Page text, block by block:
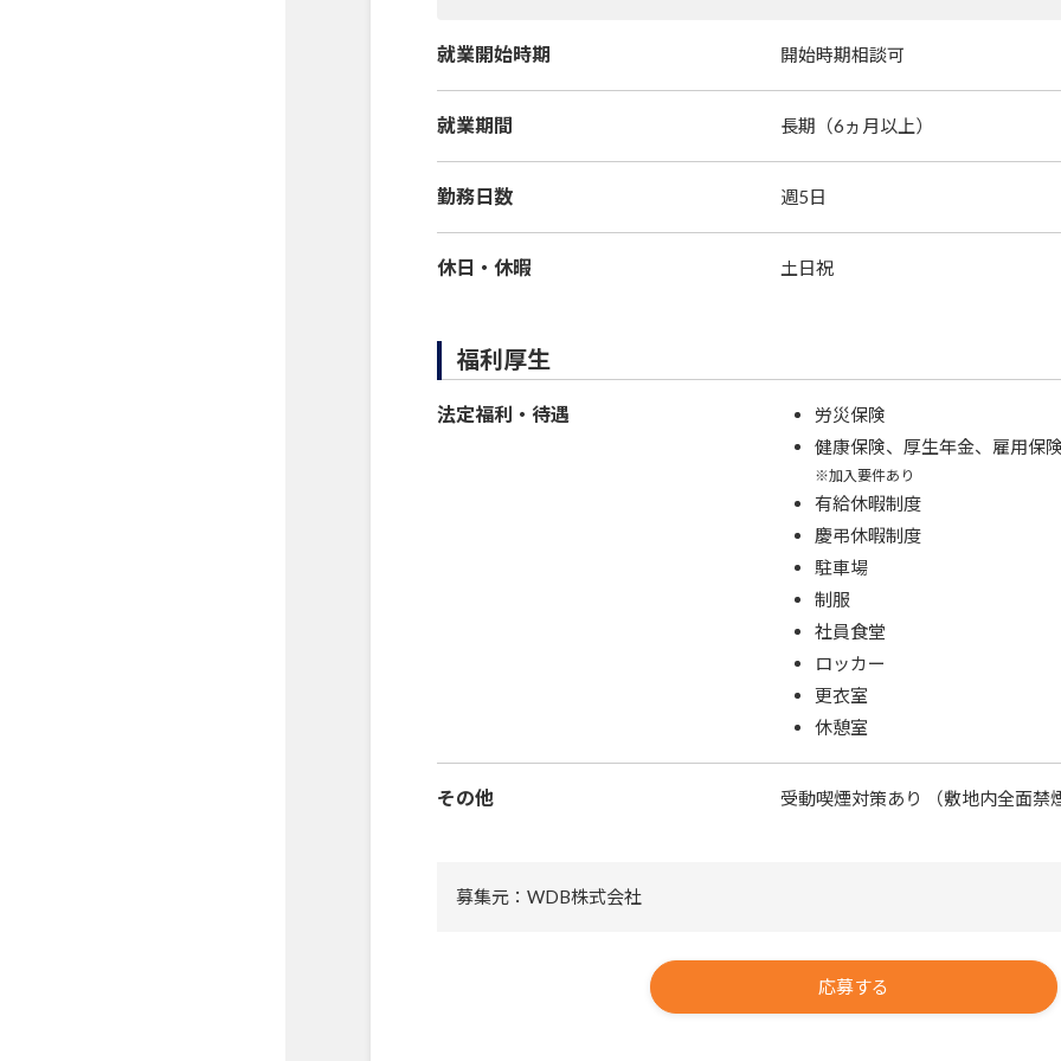
就業開始時期 開始時期相談可
就業期間 長期（6ヵ月以上）
勤務日数 週5日
休日・休暇 土日祝
福利厚生
法定福利・待遇
労災保険
健康保険、厚生年金、雇用保
※加入要件あり
有給休暇制度
慶弔休暇制度
駐車場
制服
社員食堂
ロッカー
更衣室
休憩室
その他 受動喫煙対策あり （敷地内全面禁
募集元：WDB株式会社
応募する